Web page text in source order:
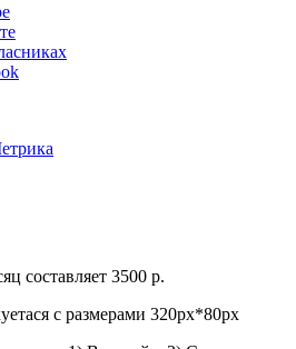
составляет 3500 р.
с размерами 320px*80px